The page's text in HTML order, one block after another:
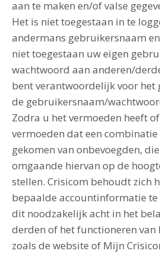
aan te maken en/of valse
Het is niet toegestaan in te
andermans gebruikersnaam
niet toegestaan uw eigen
wachtwoord aan anderen/
bent verantwoordelijk voor het
de gebruikersnaam/
Zodra u het vermoeden heeft
vermoeden dat een
gekomen van onbevoegden,
omgaande hiervan op de
stellen. Crisicom behoudt zich
bepaalde accountinformatie te
dit noodzakelijk acht in het
derden of het functioneren
zoals de website of Mijn